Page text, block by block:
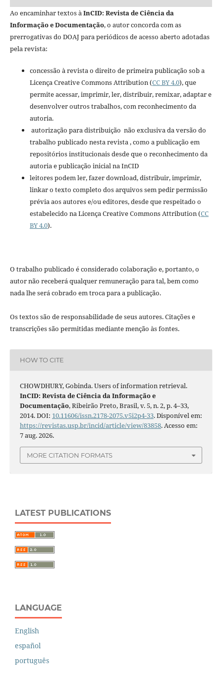
Ao encaminhar textos àInCID: Revista de Ciência da
Informação e Documentação, o autor concorda com as
prerrogativas do DOAJ para periódicos de acesso aberto adotadas
pela revista:
concessão à revista o direito de primeira publicação sob a
Licença Creative Commons Attribution (CC BY 4.0), que
permite acessar, imprimir, ler, distribuir, remixar, adaptar e
desenvolver outros trabalhos, com reconhecimento da
autoria.
autorização para distribuição não exclusiva da versão do
trabalho publicado nesta revista , como a publicação em
repositórios institucionais desde que o reconhecimento da
autoria e publicação inicial na InCID
leitores podem ler, fazer download, distribuir, imprimir,
linkar o texto completo dos arquivos sem pedir permissão
prévia aos autores e/ou editores, desde que respeitado o
estabelecido na Licença Creative Commons Attribution (CC
BY 4.0).
O trabalho publicado é considerado colaboração e, portanto, o
autor não receberá qualquer remuneração para tal, bem como
nada lhe será cobrado em troca para a publicação.
Os textos são de responsabilidade de seus autores. Citações e
transcrições são permitidas mediante menção às fontes.
HOW TO CITE
CHOWDHURY, Gobinda. Users of information retrieval.
InCID: Revista de Ciência da Informação e
Documentação, Ribeirão Preto, Brasil, v. 5, n. 2, p. 4–33,
2014. DOI: 10.11606/issn.2178-2075.v5i2p4-33. Disponível em:
https://revistas.usp.br/incid/article/view/83858. Acesso em:
7 aug. 2026.
MORE CITATION FORMATS
LATEST PUBLICATIONS
LANGUAGE
English
español
português